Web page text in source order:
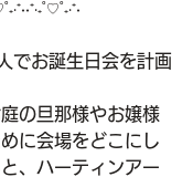
でお誕生日会を計画
の旦那様やお嬢様
に会場をどこにし
、ハーティンアー